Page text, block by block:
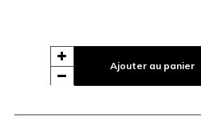
Ajouter au panier